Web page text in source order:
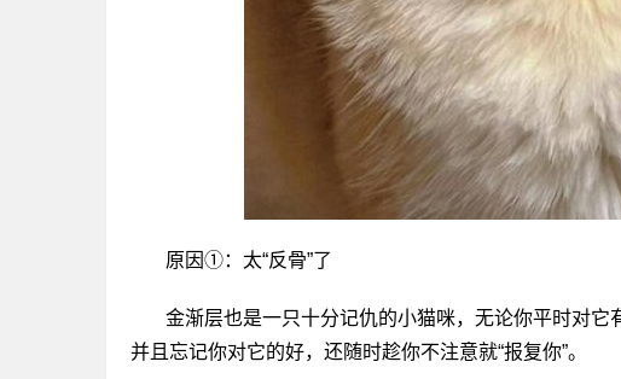
原因①：太“反骨”了
金渐层也是一只十分记仇的小猫咪，无论你平时对它
并且忘记你对它的好，还随时趁你不注意就“报复你”。